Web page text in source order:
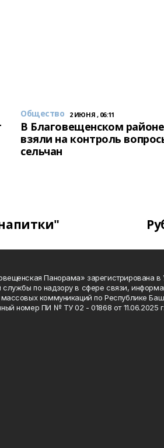
Общество 2 ИЮНЯ , 06:11
В Благовещенском районе
взяли на контроль
сельчан
Панорама» зарегистрирована в
по надзору в сфере связи,
массовых коммуникаций по Республике
номер ПИ № ТУ 02 - 01868 от 11.06.2025 г.